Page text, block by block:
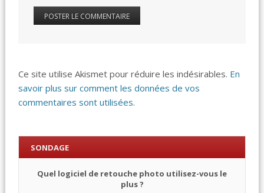
Ce site utilise Akismet pour réduire les indésirables. En
savoir plus sur comment les données de vos
commentaires sont utilisées.
SONDAGE
Quel logiciel de retouche photo utilisez-vous le
plus ?